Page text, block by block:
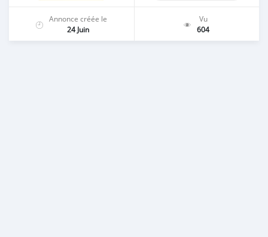
Annonce créée le
24 Juin
Vu
604